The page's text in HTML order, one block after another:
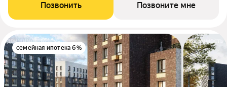
Позвонить Позвоните мне
семейная ипотека 6%